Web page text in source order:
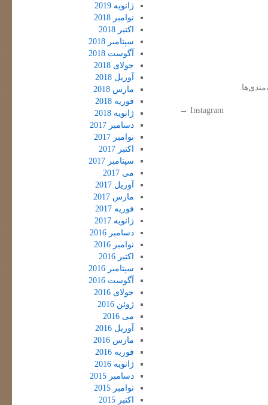
Instagram
→
ژانویه 2019
نوامبر 2018
اکتبر 2018
سپتامبر 2018
آگوست 2018
جولای 2018
آوریل 2018
مارس 2018
فوریه 2018
ژانویه 2018
دسامبر 2017
نوامبر 2017
اکتبر 2017
سپتامبر 2017
می 2017
آوریل 2017
مارس 2017
فوریه 2017
ژانویه 2017
دسامبر 2016
نوامبر 2016
اکتبر 2016
سپتامبر 2016
آگوست 2016
جولای 2016
ژوئن 2016
می 2016
آوریل 2016
مارس 2016
فوریه 2016
ژانویه 2016
دسامبر 2015
نوامبر 2015
اکتبر 2015